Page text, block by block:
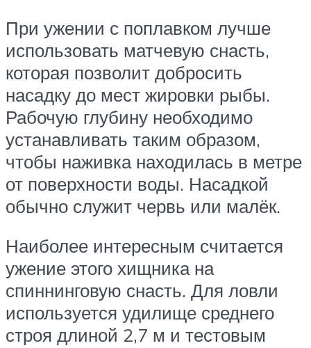
При ужении с поплавком лучше
использовать матчевую снасть,
которая позволит добросить
насадку до мест жировки рыбы.
Рабочую глубину необходимо
устанавливать таким образом,
чтобы наживка находилась в метре
от поверхности воды. Насадкой
обычно служит червь или малёк.
Наиболее интересным считается
ужение этого хищника на
спиннинговую снасть. Для ловли
используется удилище среднего
строя длиной 2,7 м и тестовым